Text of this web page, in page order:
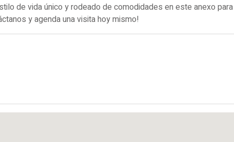
de vida único y rodeado de comodidades en este anexo para
y agenda una visita hoy mismo!